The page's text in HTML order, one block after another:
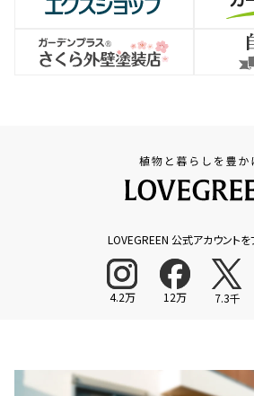
LOVEGREEN 公式アカウントを
4.2万 12万 7.3千